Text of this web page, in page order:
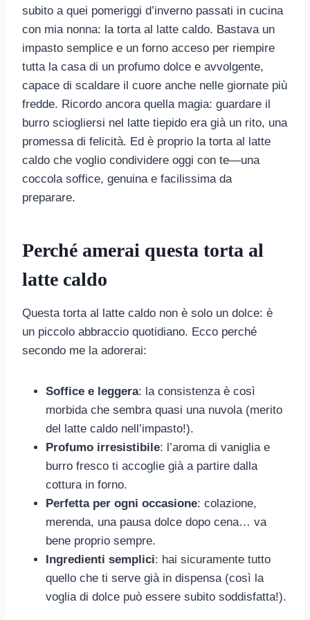
subito a quei pomeriggi d’inverno passati in cucina
con mia nonna: la torta al latte caldo. Bastava un
impasto semplice e un forno acceso per riempire
tutta la casa di un profumo dolce e avvolgente,
capace di scaldare il cuore anche nelle giornate più
fredde. Ricordo ancora quella magia: guardare il
burro sciogliersi nel latte tiepido era già un rito, una
promessa di felicità. Ed è proprio la torta al latte
caldo che voglio condividere oggi con te—una
coccola soffice, genuina e facilissima da
preparare.
Perché amerai questa torta al
latte caldo
Questa torta al latte caldo non è solo un dolce: è
un piccolo abbraccio quotidiano. Ecco perché
secondo me la adorerai:
Soffice e leggera: la consistenza è così
morbida che sembra quasi una nuvola (merito
del latte caldo nell’impasto!).
Profumo irresistibile: l’aroma di vaniglia e
burro fresco ti accoglie già a partire dalla
cottura in forno.
Perfetta per ogni occasione: colazione,
merenda, una pausa dolce dopo cena… va
bene proprio sempre.
Ingredienti semplici: hai sicuramente tutto
quello che ti serve già in dispensa (così la
voglia di dolce può essere subito soddisfatta!).